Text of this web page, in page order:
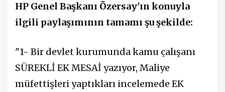
HP Genel Başkanı Özersay'ın konuyla
ilgili paylaşımının tamamı şu şekilde:
"1- Bir devlet kurumunda kamu çalışanı
SÜREKLİ EK MESAİ yazıyor, Maliye
müfettişleri yaptıkları incelemede EK